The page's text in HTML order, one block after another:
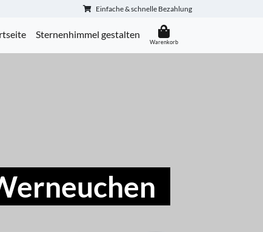
Einfache & schnelle Bezahlung
Sternenhimmel gestalten